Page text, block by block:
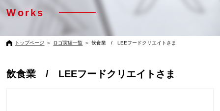
Works
トップページ ＞ ロゴ実績一覧 ＞ 飲食業 / LEEフードクリエイトさま
飲食業 / LEEフードクリエイトさま